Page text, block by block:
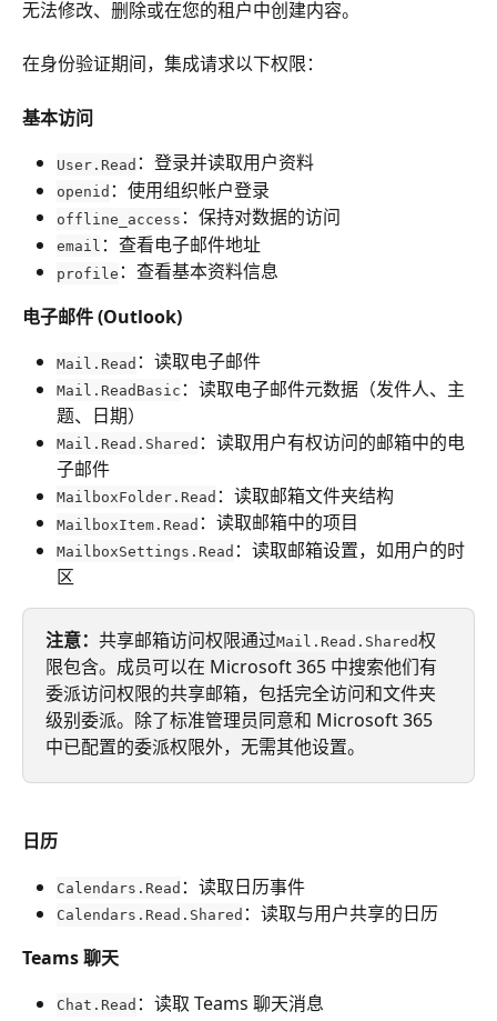
无法修改、删除或在您的租户中创建内容。
在身份验证期间，集成请求以下权限：
基本访问
User.Read ：登录并读取用户资料
openid ：使用组织帐户登录
offline_access ：保持对数据的访问
email ：查看电子邮件地址
profile ：查看基本资料信息
电子邮件 (Outlook)
Mail.Read ：读取电子邮件
Mail.ReadBasic ：读取电子邮件元数据（发件人、主
题、日期）
Mail.Read.Shared ：读取用户有权访问的邮箱中的电
子邮件
MailboxFolder.Read ：读取邮箱文件夹结构
MailboxItem.Read ：读取邮箱中的项目
MailboxSettings.Read ：读取邮箱设置，如用户的时
区
注意： 共享邮箱访问权限通过Mail.Read.Shared权
限包含。成员可以在 Microsoft 365 中搜索他们有
委派访问权限的共享邮箱，包括完全访问和文件夹
级别委派。除了标准管理员同意和 Microsoft 365
中已配置的委派权限外，无需其他设置。
日历
Calendars.Read ：读取日历事件
Calendars.Read.Shared ：读取与用户共享的日历
Teams 聊天
Chat.Read ：读取 Teams 聊天消息